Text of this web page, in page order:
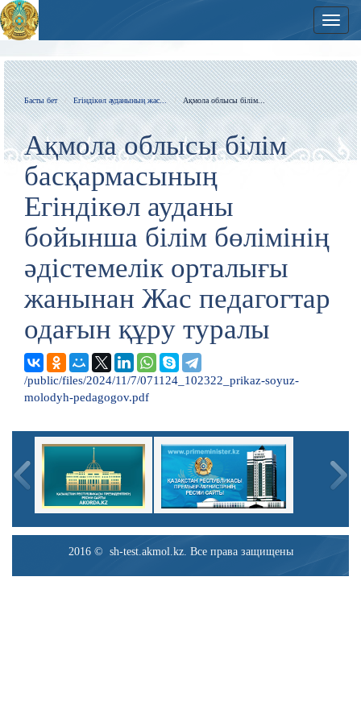
Басты бет Егіндікөл ауданының жас... Ақмола облысы білім...
Ақмола облысы білім
басқармасының
Егіндікөл ауданы
бойынша білім бөлімінің
әдістемелік орталығы
жанынан Жас педагогтар
одағын құру туралы
/public/files/2024/11/7/071124_102322_prikaz-soyuz-
molodyh-pedagogov.pdf
2016 © sh-test.akmol.kz. Все права защищены